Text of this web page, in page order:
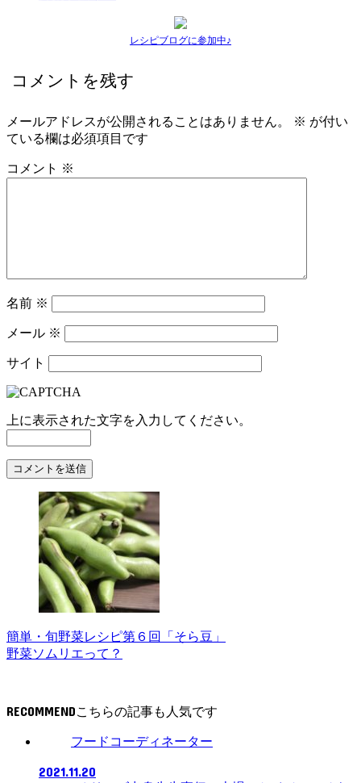
レシピブログに参加中♪
コメントを残す
メールアドレスが公開されることはありません。 ※ が付い
ている欄は必須項目です
コメント ※
名前 ※
メール ※
サイト
上に表示された文字を入力してください。
簡単・旬野菜レシピ第６回「そら豆」
野菜ソムリエって？
RECOMMEND
フードコーディネーター
2021.11.20